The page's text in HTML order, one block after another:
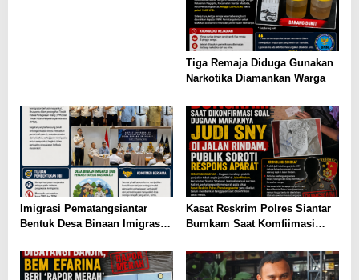
Tiga Remaja Diduga Gunakan
Narkotika Diamankan Warga
Imigrasi Pematangsiantar
Bentuk Desa Binaan Imigrasi
Kasat Reskrim Polres Siantar
Bumkam Saat Komfiimasi
Pematangsianțar di Jalan
Rindam